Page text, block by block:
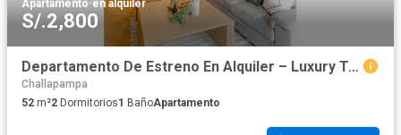
Apartamento·en alquiler
S/.2,800
Departamento De Estreno En Alquiler – Luxury Towers
Challapampa
52 m²2 Dormitorios1 BañoApartamento